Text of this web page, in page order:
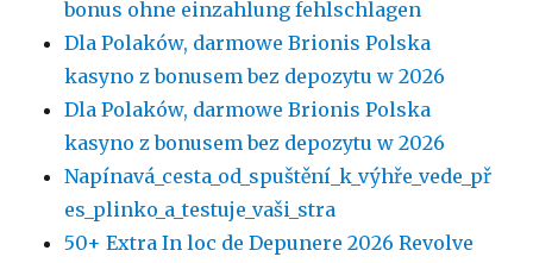
bonus ohne einzahlung fehlschlagen
Dla Polaków, darmowe Brionis Polska
kasyno z bonusem bez depozytu w 2026
Dla Polaków, darmowe Brionis Polska
kasyno z bonusem bez depozytu w 2026
Napínavá_cesta_od_spuštění_k_výhře_vede_př
es_plinko_a_testuje_vaši_stra
50+ Extra In loc de Depunere 2026 Revolve